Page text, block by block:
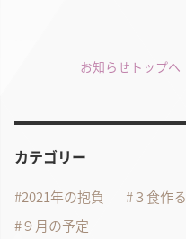
お知らせトップへ
カテゴリー
2021年の抱負 ３食作る
９月の予定